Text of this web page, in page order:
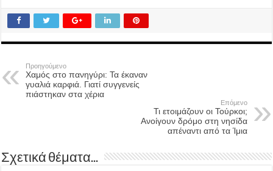
Προηγούμενο
Χαμός στο πανηγύρι: Τα έκαναν
γυαλιά καρφιά. Γιατί συγγενείς
πιάστηκαν στα χέρια
Επόμενο
Τι ετοιμάζουν οι Τούρκοι;
Ανοίγουν δρόμο στη νησίδα
απέναντι από τα Ίμια
Σχετικά θέματα...